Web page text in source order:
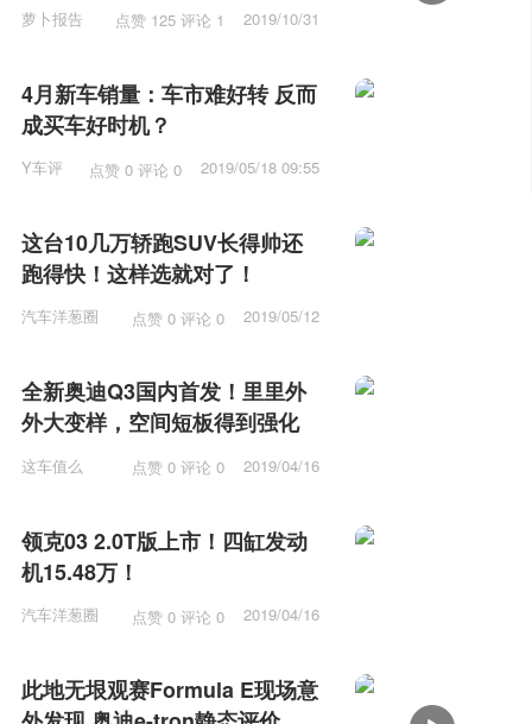
萝卜报告 点赞 125 评论 1
2019/10/31
4月新车销量：车市难好转 反而
成买车好时机？
Y车评 点赞 0 评论 0 2019/05/18 09:55
这台10几万轿跑SUV长得帅还
跑得快！这样选就对了！
汽车洋葱圈 点赞 0 评论 0
2019/05/12
全新奥迪Q3国内首发！里里外
外大变样，空间短板得到强化
这车值么 点赞 0 评论 0
2019/04/16
领克03 2.0T版上市！四缸发动
机15.48万！
汽车洋葱圈 点赞 0 评论 0
2019/04/16
此地无垠观赛Formula E现场意